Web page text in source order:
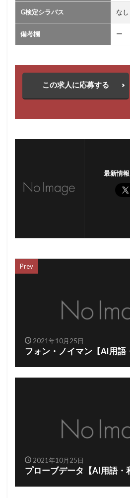
G検定シラバス なし
備考欄 ー
この求人に応募する
最新情
Prev
2021年10月25日
フォン・ノイマン【AI用語
2021年10月25日
プローブデータ【AI用語・